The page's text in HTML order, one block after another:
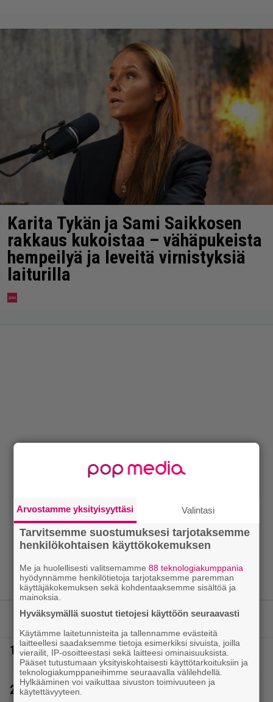
Karita Tykän ja Sami Saikkosen
rakkaus kukoistaa – vähäpukeista
hempeilyä ja leveitä virnistyksiä
laiturilla
LUETUIMMAT JUTUT
1.
IS: Hjalliksen ja Jasminen häissä suomalainen
supertähti
2.
Täällä pelattiin lauantain Loton ja Jokerin isot rahat
Arvostamme yksityisyyttäsi Valintasi
Tarvitsemme suostumuksesi tarjotaksemme
henkilökohtaisen käyttökokemuksen
Me ja huolellisesti valitsemamme88 teknologiakumppania
hyödynnämme henkilötietoja tarjotaksemme paremman
käyttäjäkokemuksen sekä kohdentaaksemme sisältöä ja
mainoksia.
Hyväksymällä suostut tietojesi käyttöön seuraavasti
Käytämme laitetunnisteita ja tallennamme evästeitä
laitteellesi saadaksemme tietoja esimerkiksi sivuista, joilla
vierailit, IP-osoitteestasi sekä laitteesi ominaisuuksista.
Pääset tutustumaan yksityiskohtaisesti käyttötarkoituksiin ja
teknologiakumppaneihimme seuraavalla välilehdellä.
Hylkääminen voi vaikuttaa sivuston toimivuuteen ja
käytettävyyteen.